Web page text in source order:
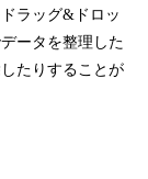
ラッグ&ドロッ
ータを整理した
たりすることが